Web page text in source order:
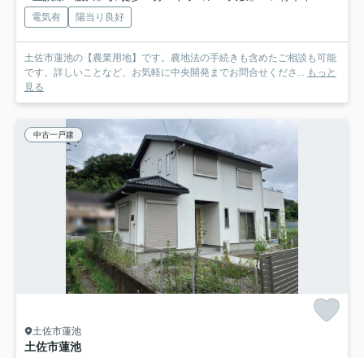
電気有 陽当り良好
土佐市蓮池の【農業用地】です。農地法の手続きも含めたご相談も可能
です。詳しいことなど、お気軽に中央開発までお問合せくださ... もっと
見る
中古一戸建
土佐市蓮池
土佐市蓮池